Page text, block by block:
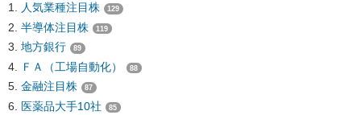
人気業種注目株 129
半導体注目株 119
地方銀行 89
ＦＡ（工場自動化） 88
金融注目株 87
医薬品大手10社 85